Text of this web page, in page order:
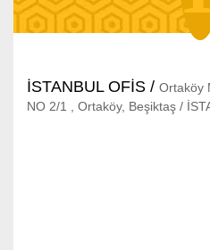
İSTANBUL OFIS / Ortaköy
NO 2/1 , Ortaköy, Beşiktaş /